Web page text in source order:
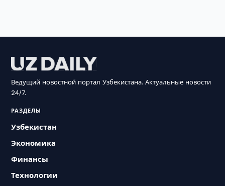
Ведущий новостной портал Узбекистана. Актуальные новости
24/7.
РАЗДЕЛЫ
Узбекистан
Экономика
Финансы
Технологии